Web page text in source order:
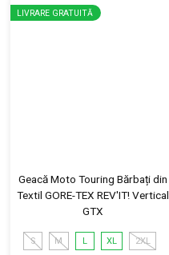
LIVRARE GRATUITĂ
Geacă Moto Touring Bărbați din
Textil GORE-TEX REV'IT! Vertical
GTX
S M L XL 2XL